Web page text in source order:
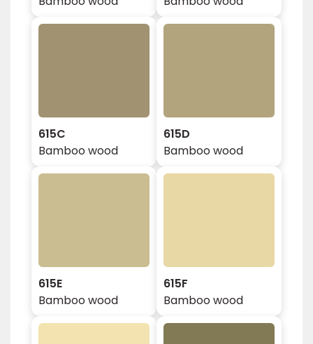
615C
Bamboo wood
615D
Bamboo wood
615E
Bamboo wood
615F
Bamboo wood